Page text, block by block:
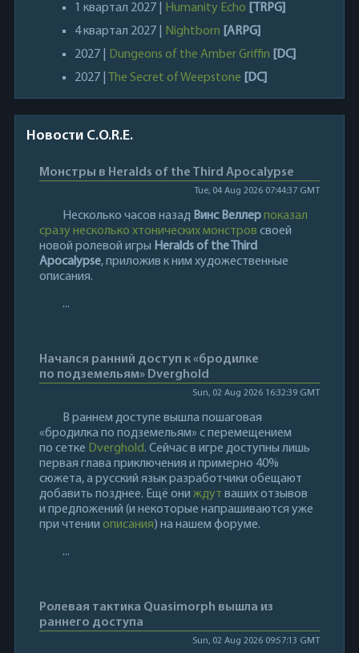
1 квартал 2027 |
Humanity Echo
[TRPG]
4 квартал 2027 |
Nightborn [ARPG]
2027 |
Dungeons of the Amber Griffin
[DC]
2027 |
The Secret of Weepstone [DC]
Новости C.O.R.E.
Монстры в Heralds of the Third Apocalypse
Tue, 04 Aug 2026 07:44:37 GMT
Несколько часов назад Винс Веллер показал
сразу несколько хтонических монстров своей
новой ролевой игры Heralds of the Third
Apocalypse, приложив к ним художественные
описания.
...
Начался ранний доступ к «бродилке
по подземельям» Dverghold
Sun, 02 Aug 2026 16:32:39 GMT
В раннем доступе вышла пошаговая
«бродилка по подземельям» с перемещением
по сетке Dverghold. Сейчас в игре доступны лишь
первая глава приключения и примерно 40%
сюжета, а русский язык разработчики обещают
добавить позднее. Ещё они ждут ваших отзывов
и предложений (и некоторые напрашиваются уже
при чтении описания) на нашем форуме.
...
Ролевая тактика Quasimorph вышла из
раннего доступа
Sun, 02 Aug 2026 09:57:13 GMT